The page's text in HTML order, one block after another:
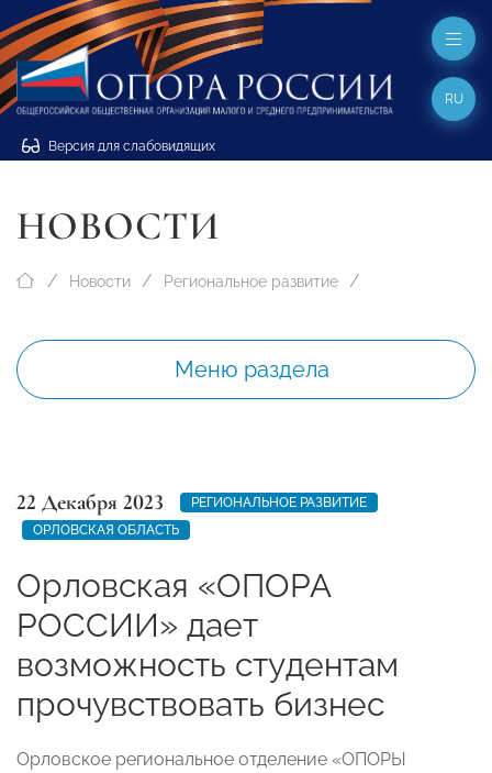
Версия для слабовидящих
RU
НОВОСТИ
Новости Региональное развитие
Меню раздела
22 Декабря 2023
РЕГИОНАЛЬНОЕ РАЗВИТИЕ
ОРЛОВСКАЯ ОБЛАСТЬ
Орловская «ОПОРА
РОССИИ» дает
возможность студентам
прочувствовать бизнес
Орловское региональное отделение «ОПОРЫ